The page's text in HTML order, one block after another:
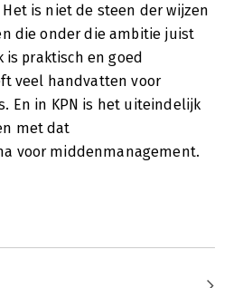
is niet de steen der wijzen
die onder die ambitie juist
is praktisch en goed
veel handvatten voor
En in KPN is het uiteindelijk
met dat
voor middenmanagement.